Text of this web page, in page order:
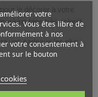
le décorer à votre
tapetrès coloré!
vos cadeaux les plus
votre
Vous êtes libre de
à nos
votre consentement à
sur le bouton